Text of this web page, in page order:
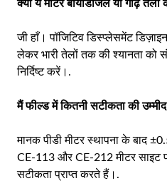
क्या ये मीटर बायोडीजल या गाढ़े
जी हाँ। पॉजिटिव डिस्प्लेसमेंट
लेकर भारी तेलों तक की श्यानता
निर्दिष्ट करें।.
मैं फील्ड में कितनी सटीकता की
मानक पीडी मीटर स्थापना के बाद
CE-113 और CE-212 मीटर साइट
सटीकता प्राप्त करते हैं।.